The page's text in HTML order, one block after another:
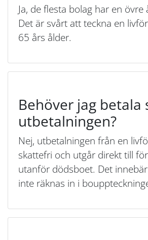
Ja, de flesta bolag har en övre
Det är svårt att teckna en
65 års ålder.
Behöver jag betala
utbetalningen?
Nej, utbetalningen från en
skattefri och utgår direkt till
utanför dödsboet. Det
inte räknas in i